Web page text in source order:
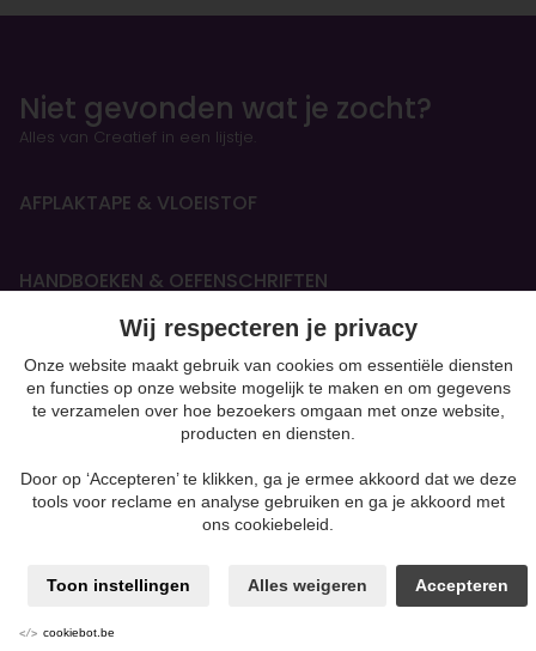
Niet gevonden wat je zocht?
Alles van Creatief in een lijstje.
AFPLAKTAPE & VLOEISTOF
HANDBOEKEN & OEFENSCHRIFTEN
BOETSEREN & GIETEN
Kaarsen & Zeep maken
Gips
Klei-soorten
Powertex & andere mixed media
Polymeerklei zoals Fimo
Wij respecteren je privacy
Onze website maakt gebruik van cookies om essentiële diensten
en functies op onze website mogelijk te maken en om gegevens
te verzamelen over hoe bezoekers omgaan met onze website,
producten en diensten.
Door op ‘Accepteren’ te klikken, ga je ermee akkoord dat we deze
tools voor reclame en analyse gebruiken en ga je akkoord met
ons cookiebeleid.
Toon instellingen Alles weigeren Accepteren
cookiebot.be